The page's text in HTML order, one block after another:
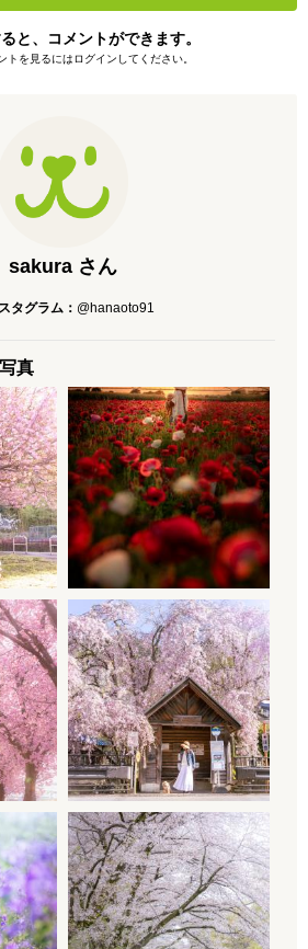
と、コメントができます。
トを見るにはログインしてください。
sakura さん
タグラム： @hanaoto91
真